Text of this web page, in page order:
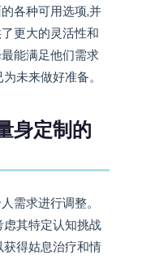
各种可用选项,并
更大的灵活性和
能满足他们需求
未来做好准备。
身定制的
需求进行调整。
其特定认知挑战
得姑息治疗和情